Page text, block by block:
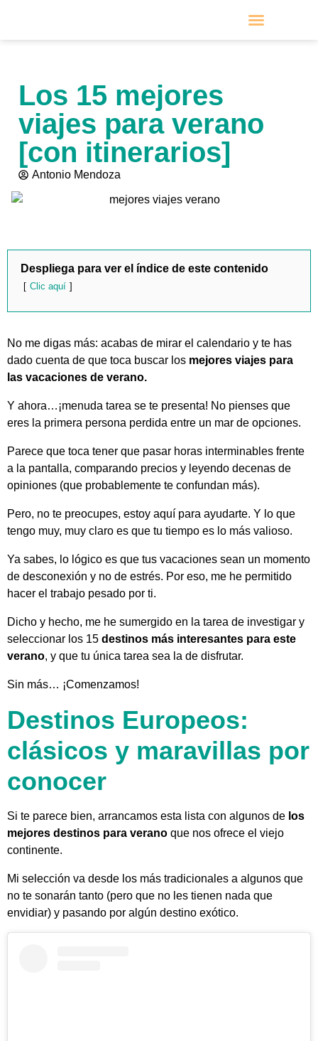
Los 15 mejores
viajes para verano
[con itinerarios]
Antonio Mendoza
Despliega para ver el índice de este contenido
Clic aquí
No me digas más: acabas de mirar el calendario y te has
dado cuenta de que toca buscar los mejores viajes para
las vacaciones de verano.
Y ahora…¡menuda tarea se te presenta! No pienses que
eres la primera persona perdida entre un mar de opciones.
Parece que toca tener que pasar horas interminables frente
a la pantalla, comparando precios y leyendo decenas de
opiniones (que probablemente te confundan más).
Pero, no te preocupes, estoy aquí para ayudarte. Y lo que
tengo muy, muy claro es que tu tiempo es lo más valioso.
Ya sabes, lo lógico es que tus vacaciones sean un momento
de desconexión y no de estrés. Por eso, me he permitido
hacer el trabajo pesado por ti.
Dicho y hecho, me he sumergido en la tarea de investigar y
seleccionar los 15 destinos más interesantes para este
verano, y que tu única tarea sea la de disfrutar.
Sin más… ¡Comenzamos!
Destinos Europeos:
clásicos y maravillas por
conocer
Si te parece bien, arrancamos esta lista con algunos de los
mejores destinos para verano que nos ofrece el viejo
continente.
Mi selección va desde los más tradicionales a algunos que
no te sonarán tanto (pero que no les tienen nada que
envidiar) y pasando por algún destino exótico.